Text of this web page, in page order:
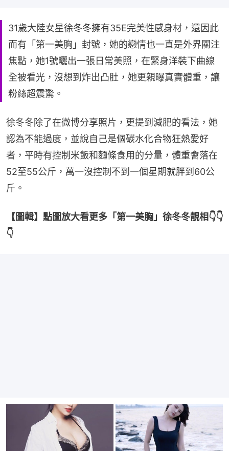
31歲大陸女星徐冬冬擁有35E完美性感身材，還因此
而有「第一美胸」封號，她的戀情也一直是外界關注
焦點，她1號曬出一張日常美照，在緊身洋裝下曲線
全被看光，沒想到炸出凸肚，她更親曝真實體重，讓
粉絲超震驚。
徐冬冬除了在微博分享照片，更提到減肥的看法，她
認為不能過度，並說自己是個碳水化合物狂熱愛好
者，平時有控制米飯和麵條食用的分量，體重會落在
52至55公斤，萬一沒控制不到一個星期就胖到60公
斤。
【圖輯】點圖放大看更多「第一美胸」徐冬冬靚相👇👇
👇